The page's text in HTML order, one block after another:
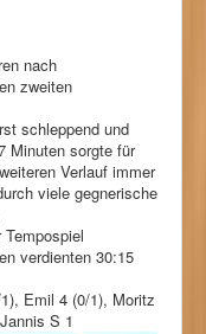
nach
zweiten
schleppend und
Minuten sorgte für
Verlauf immer
viele gegnerische
verdienten 30:15
Emil 4 (0/1), Moritz
S 1